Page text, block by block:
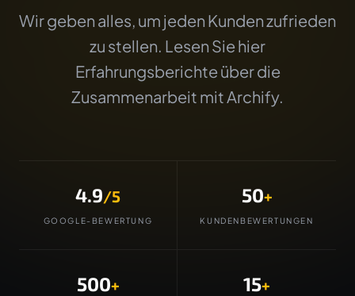
Wir geben alles, um jeden Kunden zufrieden
zu stellen. Lesen Sie hier
Erfahrungsberichte über die
Zusammenarbeit mit Archify.
4.9/5
GOOGLE-BEWERTUNG
50+
KUNDENBEWERTUNGEN
500+ 15+